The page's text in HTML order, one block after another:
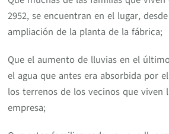
2952, se encuentran en el lugar,
ampliación de la planta de la fábrica;
Que el aumento de lluvias en el
el agua que antes era absorbida por
los terrenos de los vecinos que viven
empresa;